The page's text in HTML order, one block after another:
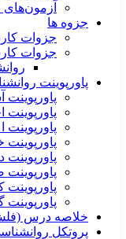
جزوه ها
جزوات
جزوات
پاورپوینت
پاورپوینت
پاورپوینت
پاورپوینت
پاورپوینت
پاورپوینت
خلاصه درس
پروتکل